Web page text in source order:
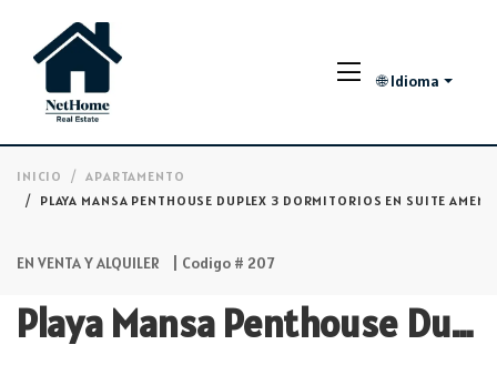
🌐 Idioma
INICIO
APARTAMENTO
PLAYA MANSA PENTHOUSE DUPLEX 3 DORMITORIOS EN SUITE
EN VENTA Y ALQUILER | Codigo # 207
Playa Mansa Penthouse Duplex 3 dormitorios en Suite Amenities completos